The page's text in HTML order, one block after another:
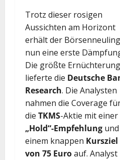
Trotz dieser rosigen
Aussichten am Horizont
erhält der Börsenneuling
nun eine erste
Die größte Ernüchterung
lieferte die Deutsche
Research. Die Analysten
nahmen die Coverage
die TKMS-Aktie mit einer
„Hold“-Empfehlung und
einem knappen Kursziel
von 75 Euroauf. Analyst